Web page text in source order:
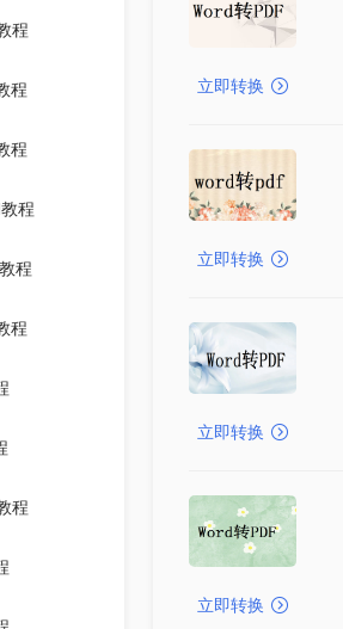
程
程
程
程
程
程
程
立即转换
立即转换
立即转换
立即转换